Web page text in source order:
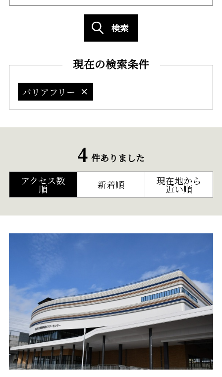
検索
現在の検索条件
バリアフリー
4 件ありました
アクセス数
順 新着順 現在地から
近い順